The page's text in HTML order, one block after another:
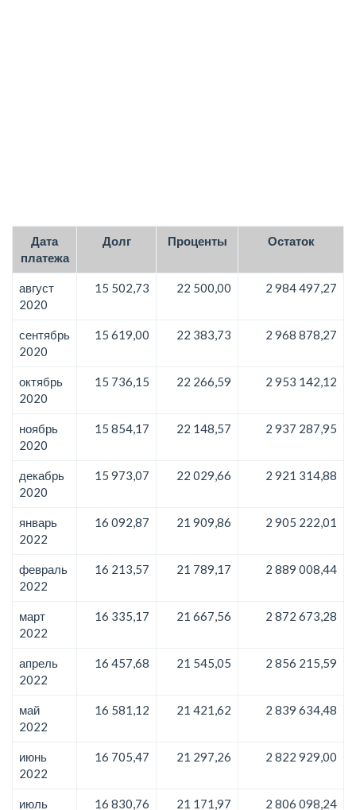
Дата
платежа
Долг Проценты Остаток
август
2020
15 502,73 22 500,00 2 984 497,27
сентябрь
2020
15 619,00 22 383,73 2 968 878,27
октябрь
2020
15 736,15 22 266,59 2 953 142,12
ноябрь
2020
15 854,17 22 148,57 2 937 287,95
декабрь
2020
15 973,07 22 029,66 2 921 314,88
январь
2022
16 092,87 21 909,86 2 905 222,01
февраль
2022
16 213,57 21 789,17 2 889 008,44
март
2022
16 335,17 21 667,56 2 872 673,28
апрель
2022
16 457,68 21 545,05 2 856 215,59
май
2022
16 581,12 21 421,62 2 839 634,48
июнь
2022
16 705,47 21 297,26 2 822 929,00
июль 16 830,76 21 171,97 2 806 098,24